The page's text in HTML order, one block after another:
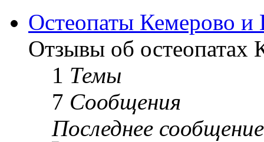
Остеопаты Кемерово и
Отзывы об остеопатах
1 Темы
7 Сообщения
Последнее сообщение